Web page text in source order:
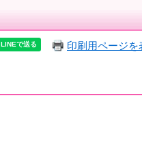
印刷用ページを